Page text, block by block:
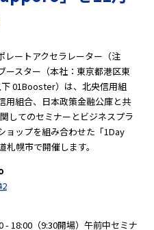
レートアクセラレーター（注
ースター（本社：東京都港区東
01Booster）は、北央信用組
用組合、日本政策金融公庫と共
してのセミナーとビジネスプラ
ョップを組み合わせた「1Day
幌市で開催します。
- 18:00（9:30開場）午前中セミナ